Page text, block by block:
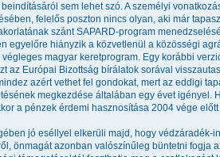
sem lehet szó. A személyi
felelős poszton nincs olyan, aki már
szánt SAPARD-program
egyelőre hiányzik a közvetlenül a közösségi
magyar keretprogram. Egy korábbi
az Európai Bizottság bírálatok sorával
azért vethet fel gondokat, mert az eddigi
megkezdése általában egy évet igényel.
a pénzek érdemi hasznosítása 2004 vége
jó eséllyel elkerüli majd, hogy védzáradék-
önmagát azonban valószínűleg büntetni fogja